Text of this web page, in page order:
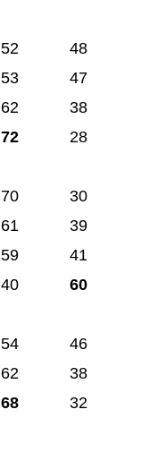
52
48
53
47
62
38
72
28
70
30
61
39
59
41
40
60
54
46
62
38
68
32